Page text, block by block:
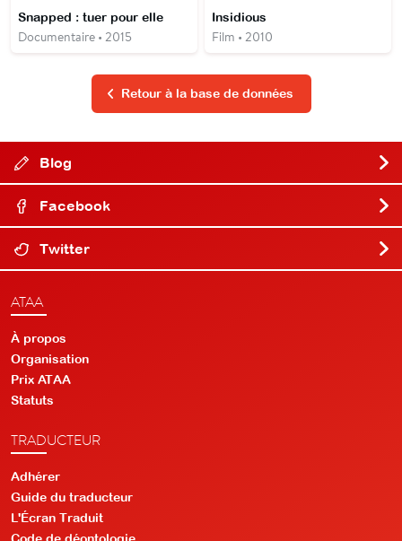
Snapped : tuer pour elle
Documentaire • 2015
Insidious
Film • 2010
Retour à la base de données
Blog
Facebook
Twitter
ATAA
À propos
Organisation
Prix ATAA
Statuts
TRADUCTEUR
Adhérer
Guide du traducteur
L'Écran Traduit
Code de déontologie